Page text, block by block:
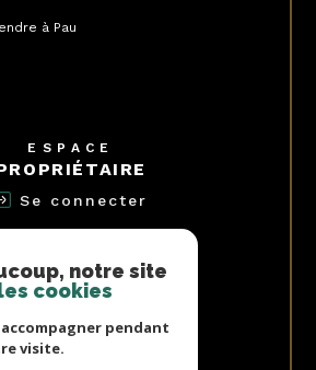
à Pau
ESPACE
Se connecter
ADHÉRONS
notre site
cookies
pendant
visite.